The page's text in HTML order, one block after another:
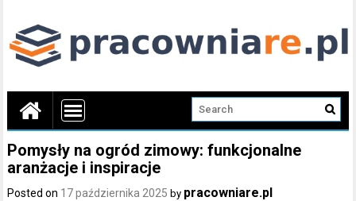
Pomysły na ogród zimowy: funkcjonalne
aranżacje i inspiracje
Posted on 17 października 2025 by pracowniare.pl